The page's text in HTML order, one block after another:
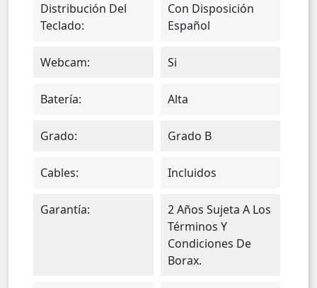
Distribución Del
Teclado:
Con Disposición
Español
Webcam: Si
Batería: Alta
Grado: Grado B
Cables: Incluidos
Garantía:
2 Años Sujeta A Los
Términos Y
Condiciones De
Borax.